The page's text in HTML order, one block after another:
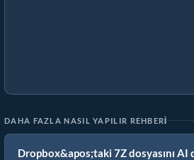
DAHA FAZLA NASIL YAPILIR REHBERI
Dropbox&apos;taki 7Z dosyasını AI